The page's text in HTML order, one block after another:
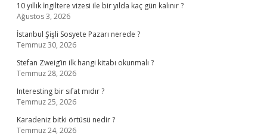
10 yıllık İngiltere vizesi ile bir yılda kaç gün kalınır ?
Ağustos 3, 2026
İstanbul Şişli Sosyete Pazarı nerede ?
Temmuz 30, 2026
Stefan Zweig’in ilk hangi kitabı okunmalı ?
Temmuz 28, 2026
Interesting bir sıfat mıdır ?
Temmuz 25, 2026
Karadeniz bitki örtüsü nedir ?
Temmuz 24, 2026